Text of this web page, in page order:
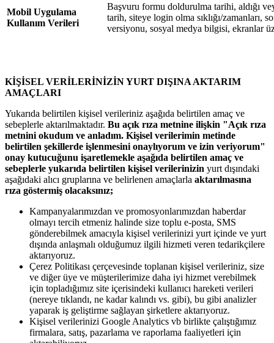
Mobil Uygulama
Kullanım Verileri
Başvuru formu doldurulma tarihi, aldığı
tarih, siteye login olma sıklığı/zamanları,
versiyonu, sosyal medya bilgisi, ekranlar
KİŞİSEL VERİLERİNİZİN YURT DIŞINA AKTARIM
AMAÇLARI
Yukarıda belirtilen kişisel verileriniz aşağıda belirtilen amaç ve
sebeplerle aktarılmaktadır. Bu açık rıza metnine ilişkin "Açık rıza
metnini okudum ve anladım. Kişisel verilerimin metinde
belirtilen şekillerde işlenmesini onaylıyorum ve izin veriyorum"
onay kutucuğunu işaretlemekle aşağıda belirtilen amaç ve
sebeplerle yukarıda belirtilen kişisel verilerinizin yurt dışındaki
aşağıdaki alıcı gruplarına ve belirlenen amaçlarla aktarılmasına
rıza göstermiş olacaksınız;
Kampanyalarımızdan ve promosyonlarımızdan haberdar
olmayı tercih etmeniz halinde size toplu e-posta, SMS
gönderebilmek amacıyla kişisel verilerinizi yurt içinde ve yurt
dışında anlaşmalı olduğumuz ilgili hizmeti veren tedarikçilere
aktarıyoruz.
Çerez Politikası çerçevesinde toplanan kişisel verileriniz, size
ve diğer üye ve müşterilerimize daha iyi hizmet verebilmek
için topladığımız site içerisindeki kullanıcı hareketi verileri
(nereye tıklandı, ne kadar kalındı vs. gibi), bu gibi analizler
yaparak iş geliştirme sağlayan şirketlere aktarıyoruz.
Kişisel verilerinizi Google Analytics vb birlikte çalıştığımız
firmalara, satış, pazarlama ve raporlama faaliyetleri için